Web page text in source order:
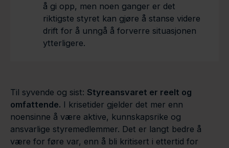
å gi opp, men noen ganger er det
riktigste styret kan gjøre å stanse videre
drift for å unngå å forverre situasjonen
ytterligere.
Til syvende og sist: Styreansvaret er reelt og
omfattende. I krisetider gjelder det mer enn
noensinne å være aktive, kunnskapsrike og
ansvarlige styremedlemmer. Det er langt bedre å
være for føre var, enn å bli kritisert i ettertid for